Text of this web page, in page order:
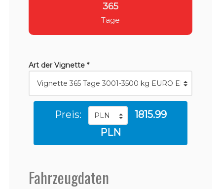
365
Tage
Art der Vignette *
Preis:
1815.99
PLN
Fahrzeugdaten